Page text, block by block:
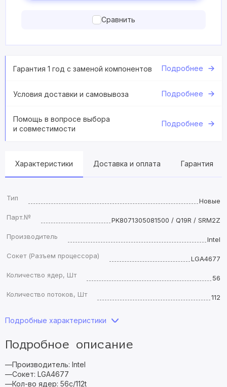
Сравнить
Гарантия 1 год с заменой компонентов Подробнее
Условия доставки и самовывоза Подробнее
Помощь в вопросе выбора
и совместимости
Подробнее
Характеристики Доставка и оплата Гарантия
Тип
Новые
Парт.№
PK8071305081500 / Q19R / SRM2Z
Производитель
Intel
Сокет (Разъем процессора)
LGA4677
Количество ядер, Шт
56
Количество потоков, Шт
112
Подробные характеристики
Подробное описание
—Производитель: Intel
—Сокет: LGA4677
—Кол-во ядер: 56c/112t